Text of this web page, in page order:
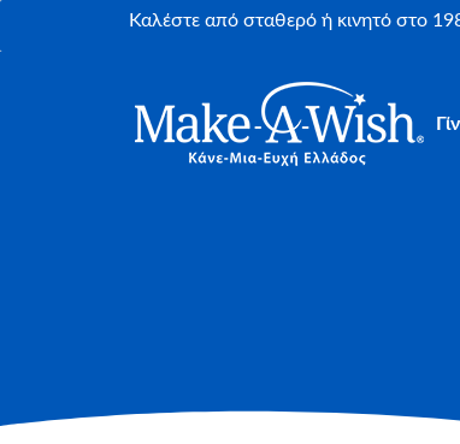
Καλέστε από σταθερό ή κινητό στο